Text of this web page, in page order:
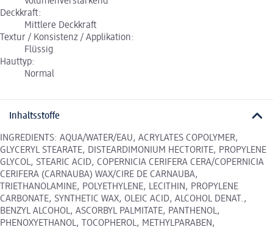
Deckkraft:
Mittlere Deckkraft
Textur / Konsistenz / Applikation:
Flüssig
Hauttyp:
Normal
Inhaltsstoffe
INGREDIENTS: AQUA/WATER/EAU, ACRYLATES COPOLYMER,
GLYCERYL STEARATE, DISTEARDIMONIUM HECTORITE, PROPYLENE
GLYCOL, STEARIC ACID, COPERNICIA CERIFERA CERA/COPERNICIA
CERIFERA (CARNAUBA) WAX/CIRE DE CARNAUBA,
TRIETHANOLAMINE, POLYETHYLENE, LECITHIN, PROPYLENE
CARBONATE, SYNTHETIC WAX, OLEIC ACID, ALCOHOL DENAT.,
BENZYL ALCOHOL, ASCORBYL PALMITATE, PANTHENOL,
PHENOXYETHANOL, TOCOPHEROL, METHYLPARABEN,